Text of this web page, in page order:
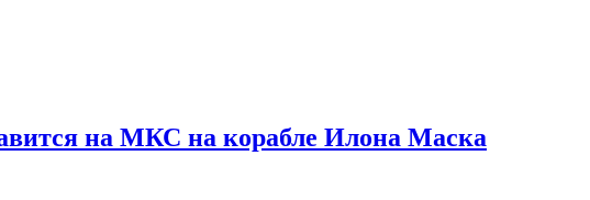
на МКС на корабле Илона Маска